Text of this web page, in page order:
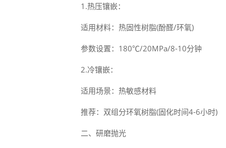
1.热压镶嵌：
适用材料：热固性树脂(酚醛/环氧)
参数设置：180℃/20MPa/8-10分钟
2.冷镶嵌：
适用场景：热敏感材料
推荐：双组分环氧树脂(固化时间4-6小时)
二、研磨抛光